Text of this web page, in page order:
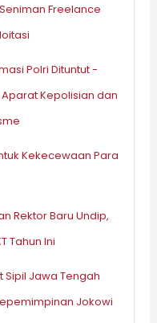
Freelance
Polri Dituntut -
Kepolisian dan
Kekecewaan Para
Rektor Baru Undip,
Tahun Ini
Sipil Jawa Tengah
Jokowi